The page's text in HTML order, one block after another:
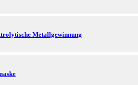
Metallgewinnung